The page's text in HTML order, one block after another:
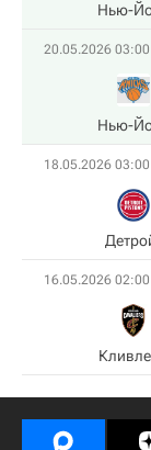
Нью-
20.05.2026 03:00
Нью-
18.05.2026 03:00
16.05.2026 02:00